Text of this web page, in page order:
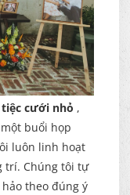
tiệc cưới nhỏ ,
buổi họp
luôn linh hoạt
trí. Chúng tôi tự
theo đúng ý